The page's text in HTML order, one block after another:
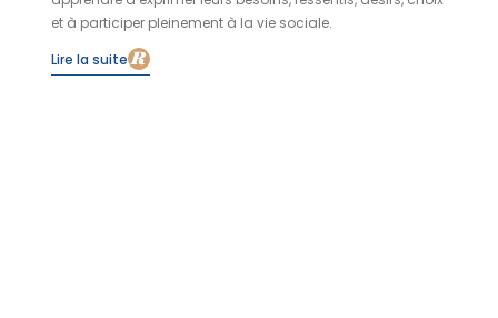
et à participer pleinement à la vie sociale.
Lire la suite